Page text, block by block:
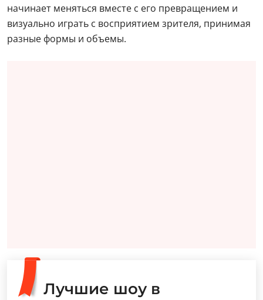
начинает меняться вместе с его превращением и
визуально играть с восприятием зрителя, принимая
разные формы и объемы.
Лучшие шоу в